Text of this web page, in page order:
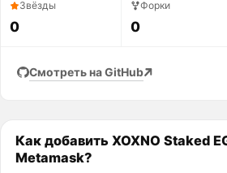
Звёзды
0
Форки
0
Смотреть на GitHub
Как добавить XOXNO Staked
Metamask?